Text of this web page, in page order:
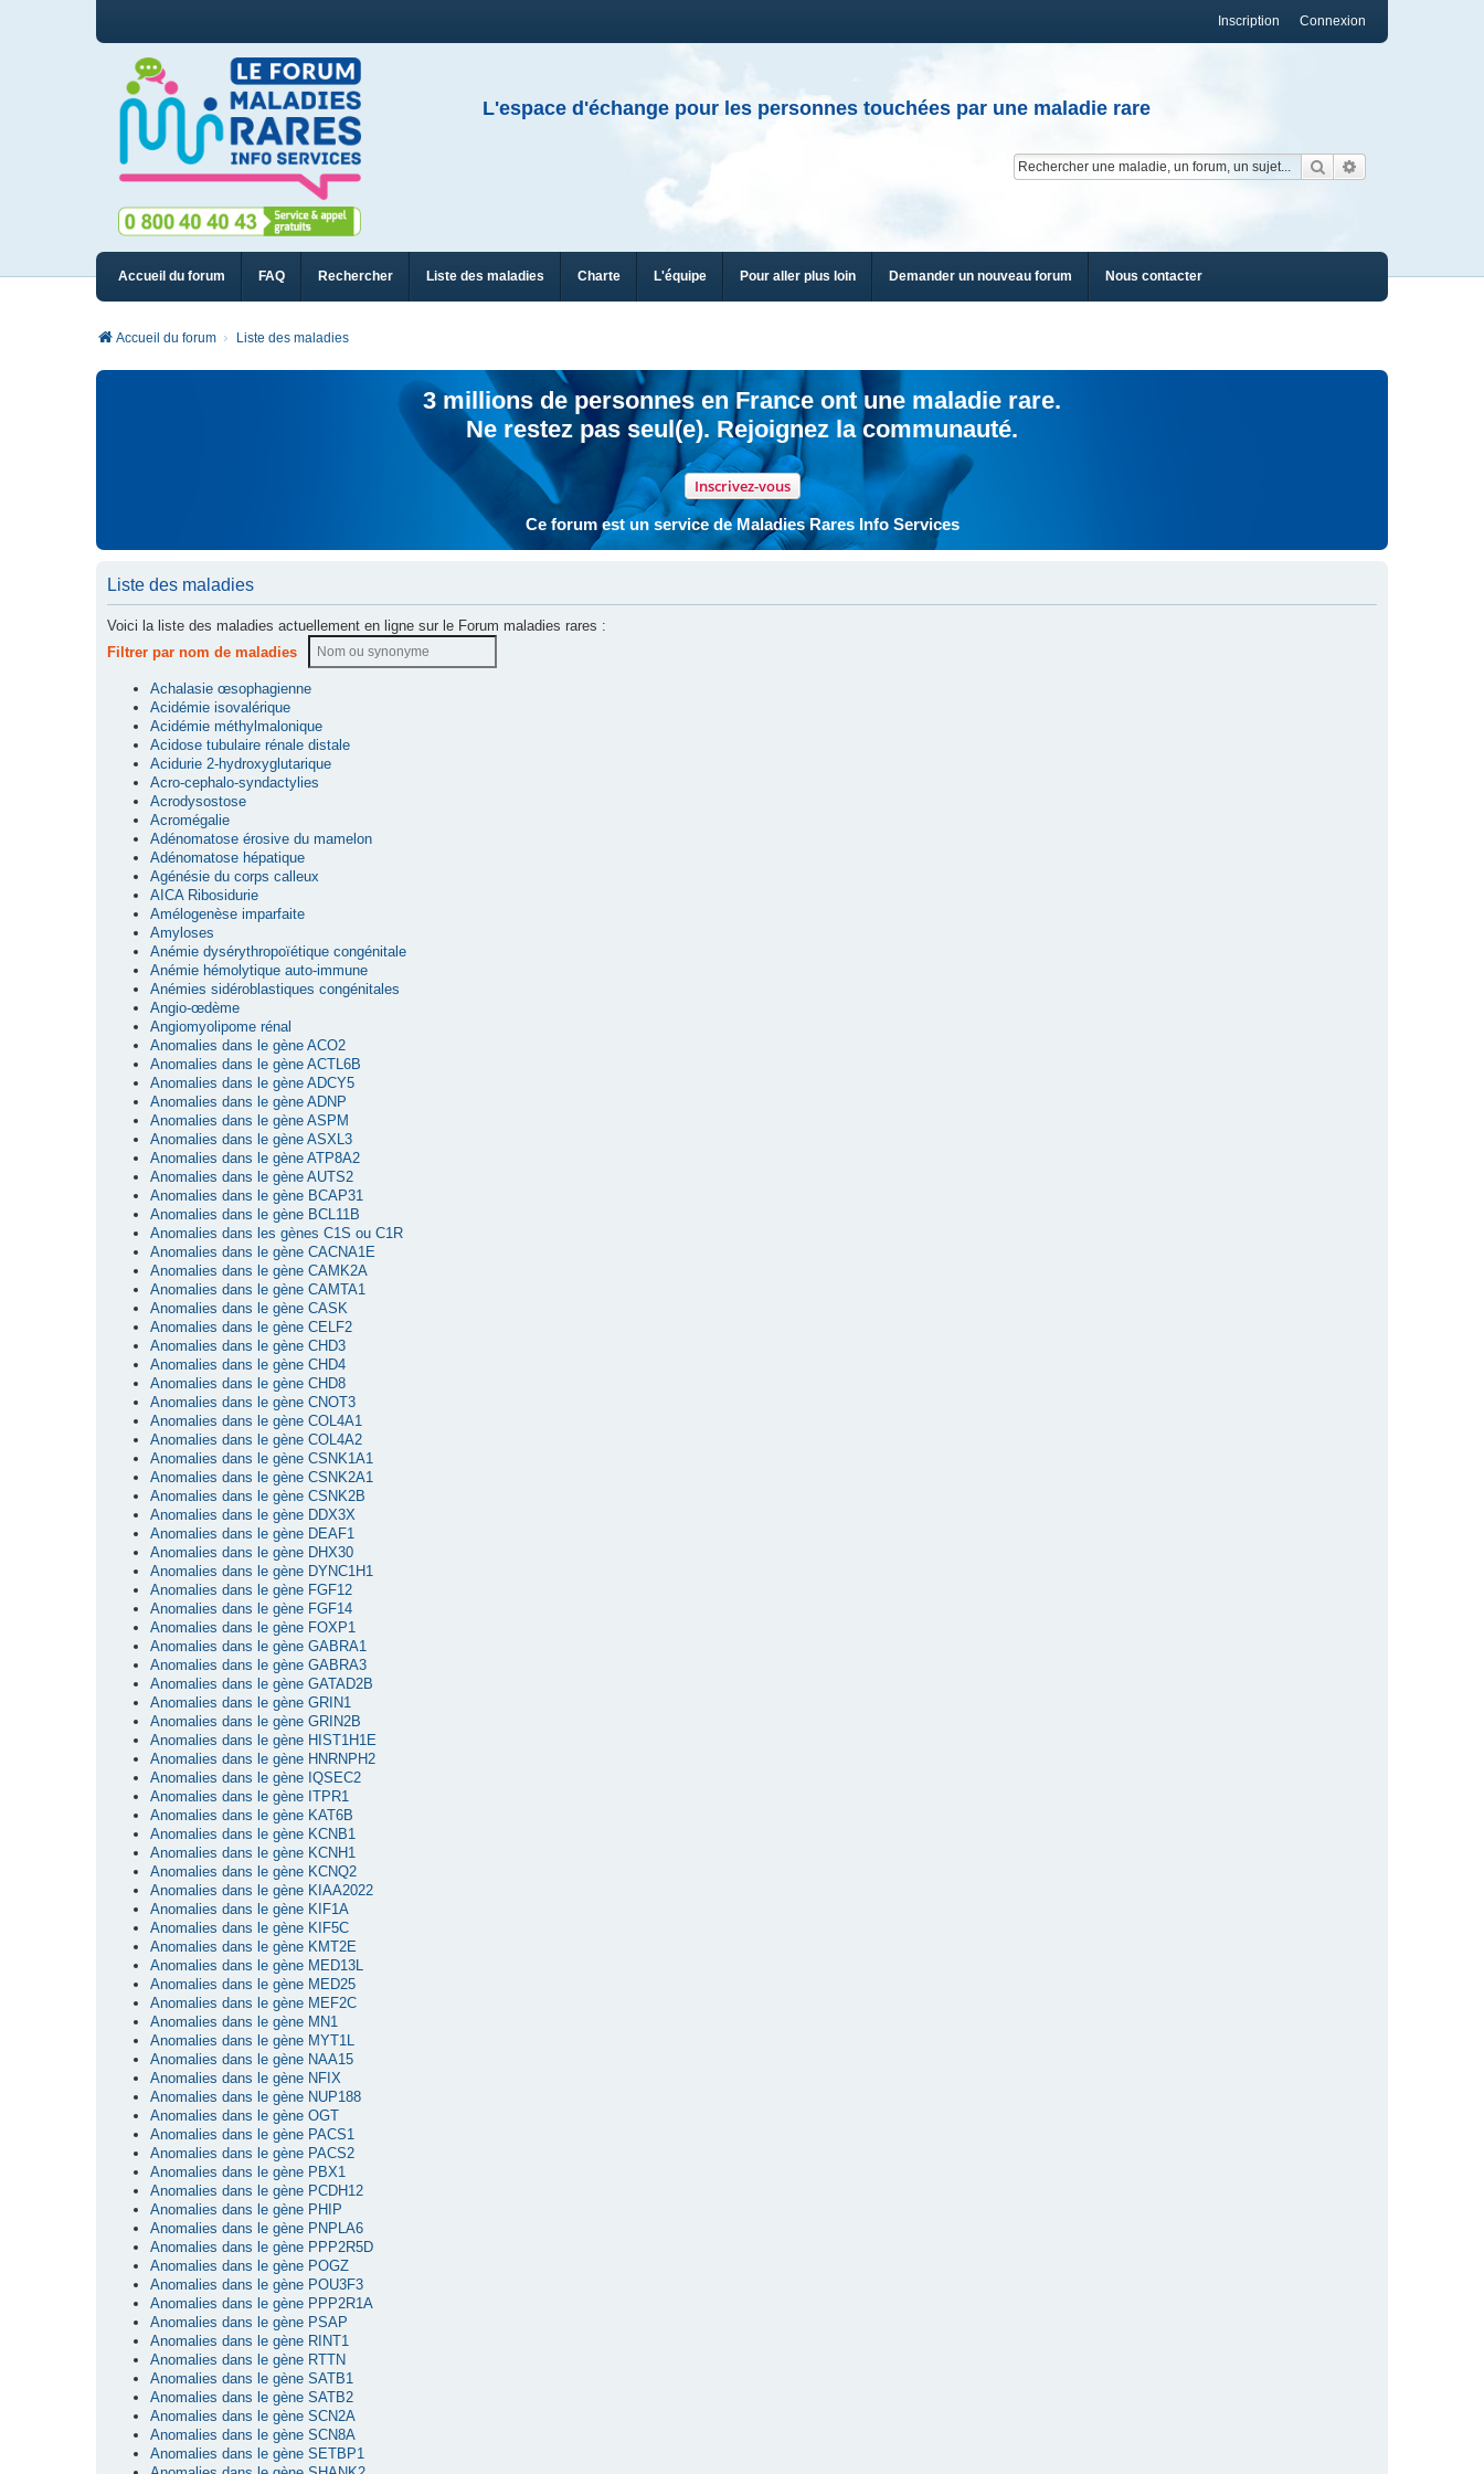
Connexion
Inscription
L'espace d'échange pour les personnes touchées par une maladie rare
Rechercher
Accueil du forum FAQ Rechercher Liste des maladies Charte L'équipe Pour aller plus loin Demander un nouveau forum Nous contacter
Accueil du forum Liste des maladies
3 millions de personnes en France ont une maladie rare.
Ne restez pas seul(e). Rejoignez la communauté.
Inscrivez-vous
Ce forum est un service de Maladies Rares Info Services
Liste des maladies
Voici la liste des maladies actuellement en ligne sur le Forum maladies rares :
Filtrer par nom de maladies
Achalasie œsophagienne
Acidémie isovalérique
Acidémie méthylmalonique
Acidose tubulaire rénale distale
Acidurie 2-hydroxyglutarique
Acro-cephalo-syndactylies
Acrodysostose
Acromégalie
Adénomatose érosive du mamelon
Adénomatose hépatique
Agénésie du corps calleux
AICA Ribosidurie
Amélogenèse imparfaite
Amyloses
Anémie dysérythropoïétique congénitale
Anémie hémolytique auto-immune
Anémies sidéroblastiques congénitales
Angio-œdème
Angiomyolipome rénal
Anomalies dans le gène ACO2
Anomalies dans le gène ACTL6B
Anomalies dans le gène ADCY5
Anomalies dans le gène ADNP
Anomalies dans le gène ASPM
Anomalies dans le gène ASXL3
Anomalies dans le gène ATP8A2
Anomalies dans le gène AUTS2
Anomalies dans le gène BCAP31
Anomalies dans le gène BCL11B
Anomalies dans les gènes C1S ou C1R
Anomalies dans le gène CACNA1E
Anomalies dans le gène CAMK2A
Anomalies dans le gène CAMTA1
Anomalies dans le gène CASK
Anomalies dans le gène CELF2
Anomalies dans le gène CHD3
Anomalies dans le gène CHD4
Anomalies dans le gène CHD8
Anomalies dans le gène CNOT3
Anomalies dans le gène COL4A1
Anomalies dans le gène COL4A2
Anomalies dans le gène CSNK1A1
Anomalies dans le gène CSNK2A1
Anomalies dans le gène CSNK2B
Anomalies dans le gène DDX3X
Anomalies dans le gène DEAF1
Anomalies dans le gène DHX30
Anomalies dans le gène DYNC1H1
Anomalies dans le gène FGF12
Anomalies dans le gène FGF14
Anomalies dans le gène FOXP1
Anomalies dans le gène GABRA1
Anomalies dans le gène GABRA3
Anomalies dans le gène GATAD2B
Anomalies dans le gène GRIN1
Anomalies dans le gène GRIN2B
Anomalies dans le gène HIST1H1E
Anomalies dans le gène HNRNPH2
Anomalies dans le gène IQSEC2
Anomalies dans le gène ITPR1
Anomalies dans le gène KAT6B
Anomalies dans le gène KCNB1
Anomalies dans le gène KCNH1
Anomalies dans le gène KCNQ2
Anomalies dans le gène KIAA2022
Anomalies dans le gène KIF1A
Anomalies dans le gène KIF5C
Anomalies dans le gène KMT2E
Anomalies dans le gène MED13L
Anomalies dans le gène MED25
Anomalies dans le gène MEF2C
Anomalies dans le gène MN1
Anomalies dans le gène MYT1L
Anomalies dans le gène NAA15
Anomalies dans le gène NFIX
Anomalies dans le gène NUP188
Anomalies dans le gène OGT
Anomalies dans le gène PACS1
Anomalies dans le gène PACS2
Anomalies dans le gène PBX1
Anomalies dans le gène PCDH12
Anomalies dans le gène PHIP
Anomalies dans le gène PNPLA6
Anomalies dans le gène PPP2R5D
Anomalies dans le gène POGZ
Anomalies dans le gène POU3F3
Anomalies dans le gène PPP2R1A
Anomalies dans le gène PSAP
Anomalies dans le gène RINT1
Anomalies dans le gène RTTN
Anomalies dans le gène SATB1
Anomalies dans le gène SATB2
Anomalies dans le gène SCN2A
Anomalies dans le gène SCN8A
Anomalies dans le gène SETBP1